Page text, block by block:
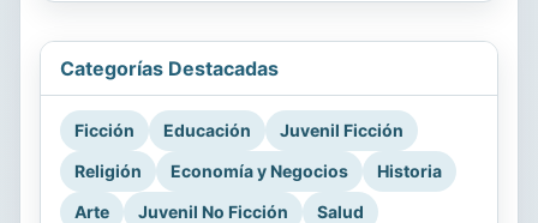
Categorías Destacadas
Ficción Educación
Juvenil Ficción
Religión
Economía y Negocios
Historia
Arte
Juvenil No Ficción
Salud